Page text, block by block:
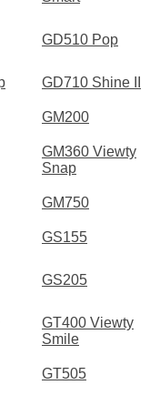
GD510 Pop
GD710 Shine II
GM200
GM360 Viewty
Snap
GM750
GS155
GS205
GT400 Viewty
Smile
GT505